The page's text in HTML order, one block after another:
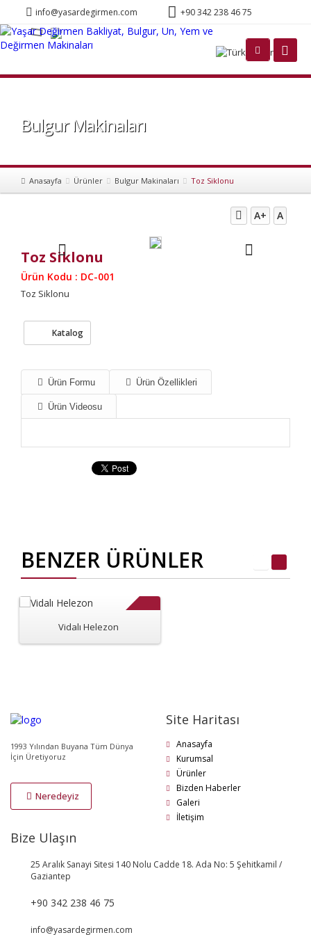
info@yasardegirmen.com +90 342 238 46 75
Türkçe
Bulgur Makinaları
Anasayfa Ürünler Bulgur Makinaları Toz Siklonu
A+ A
Toz Siklonu
Ürün Kodu : DC-001
Toz Siklonu
Katalog
Ürün Formu Ürün Özellikleri
Ürün Videosu
BENZER ÜRÜNLER
Vidalı Helezon
1993 Yılından Buyana Tüm Dünya
İçin Üretiyoruz
Neredeyiz
Site Haritası
Anasayfa
Kurumsal
Ürünler
Bizden Haberler
Galeri
İletişim
Bize Ulaşın
25 Aralık Sanayi Sitesi 140 Nolu Cadde 18. Ada No: 5 Şehitkamil /
Gaziantep
+90 342 238 46 75
info@yasardegirmen.com